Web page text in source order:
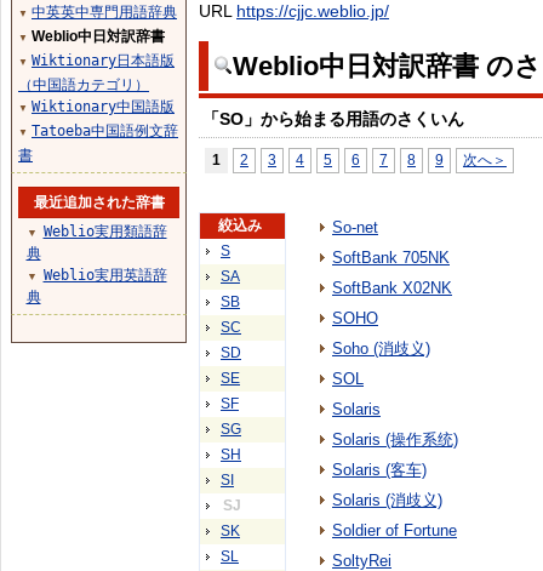
URL https://cjjc.weblio.jp/
Weblio中日対訳辞書 の
「SO」から始まる用語のさくいん
1 2 3 4 5 6 7 8 9 次へ＞
絞込み
S
SA
SB
SC
SD
SE
SF
SG
SH
SI
SJ
SK
SL
So-net
SoftBank 705NK
SoftBank X02NK
SOHO
Soho (消歧义)
SOL
Solaris
Solaris (操作系统)
Solaris (客车)
Solaris (消歧义)
Soldier of Fortune
SoltyRei
▼ 中英英中専門用語辞典
▼ Weblio中日対訳辞書
▼ Wiktionary日本語版
（中国語カテゴリ）
▼ Wiktionary中国語版
▼ Tatoeba中国語例文辞
書
最近追加された辞書
▼
Weblio実用類語辞
典
▼
Weblio実用英語辞
典